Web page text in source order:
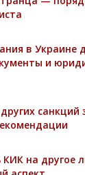
в Украине
и
санкций
на другое